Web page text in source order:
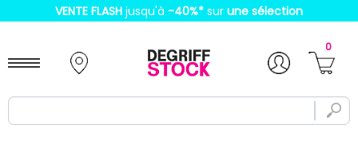
VENTE FLASH jusqu'à -40%* sur une sélection
0